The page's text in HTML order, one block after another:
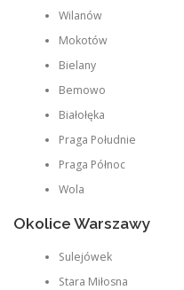
Wilanów
Mokotów
Bielany
Bemowo
Białołęka
Praga Południe
Praga Północ
Wola
Okolice Warszawy
Sulejówek
Stara Miłosna